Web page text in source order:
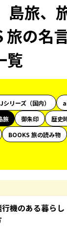
旅、
旅の名
覧
リーズ（国内）
旅 御朱印 歴史
BOOKS 旅の読み物
機のある暮ら